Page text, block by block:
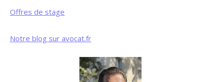
Offres de stage
Notre blog sur avocat.fr